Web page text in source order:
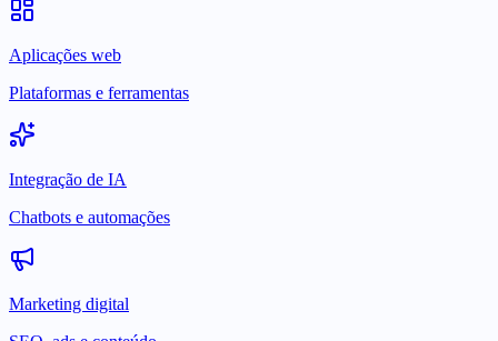
Aplicações web
Plataformas e ferramentas
Integração de IA
Chatbots e automações
Marketing digital